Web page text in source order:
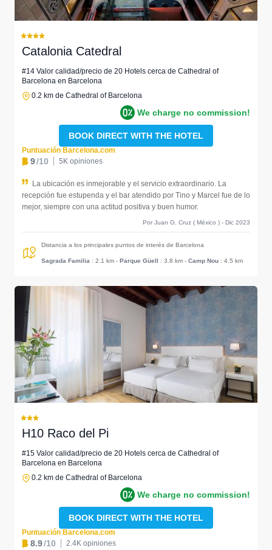
Catalonia Catedral
#14 Valor calidad/precio de 20 Hotels cerca de Cathedral of
Barcelona en Barcelona
0.2 km de Cathedral of Barcelona
We charge no commission!
BOOK DIRECT WITH THE HOTEL
Puntuación Barcelona.com
9/10 5K opiniones
La ubicación es inmejorable y el servicio extraordinario. La
recepción fue estupenda y el bar atendido por Tino y Marcel fue de lo
mejor, siempre con una actitud positiva y buen humor.
Por Juan G. Cruz ( México ) - Dic 2023
Distancia a los principales puntos de interés de Barcelona
Sagrada Familia : 2.1 km - Parque Güell : 3.8 km - Camp Nou : 4.5 km
H10 Raco del Pi
#15 Valor calidad/precio de 20 Hotels cerca de Cathedral of
Barcelona en Barcelona
0.2 km de Cathedral of Barcelona
We charge no commission!
BOOK DIRECT WITH THE HOTEL
Puntuación Barcelona.com
8.9/10 2.4K opiniones